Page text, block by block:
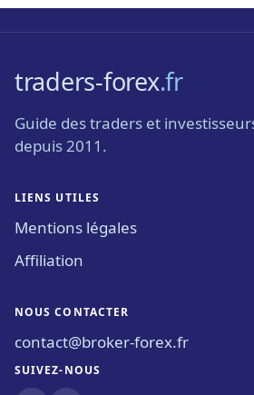
traders-forex.fr
Guide des traders et
depuis 2011.
LIENS UTILES
Mentions légales
Affiliation
NOUS CONTACTER
contact@broker-forex.fr
SUIVEZ-NOUS